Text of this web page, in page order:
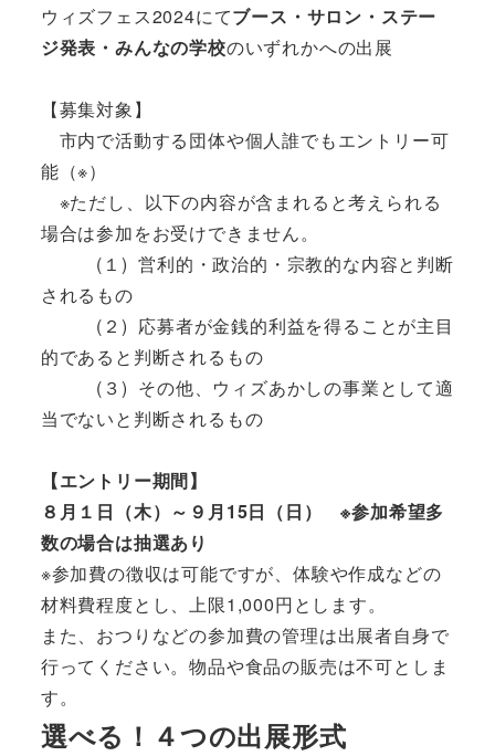
ウィズフェス2024にてブース・サロン・ ステー
ジ発表 ・みんなの学校のいずれかへの出展
【募集対象】
市内で活動する団体や個人誰でもエントリー可
能（※）
※ただし、以下の内容が含まれると考えられる
場合は参加をお受けできません。
(１) 営利的・政治的・宗教的な内容と判断
されるもの
(２) 応募者が金銭的利益を得ることが主目
的であると判断されるもの
(３) その他、ウィズあかしの事業として適
当でないと判断されるもの
【エントリー期間】
８月１日（木）～９月15日（日） ※参加希望多
数の場合は抽選あり
※参加費の徴収は可能ですが、体験や作成などの
材料費程度とし、上限1,000円とします。
また、おつりなどの参加費の管理は出展者自身で
行ってください。物品や食品の販売は不可としま
す。
選べる！４つの出展形式